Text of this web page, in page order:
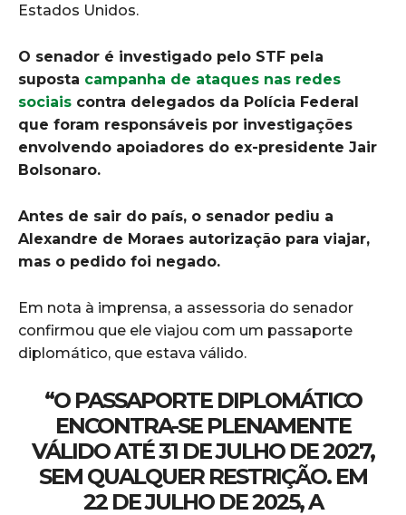
Estados Unidos.
O senador é investigado pelo STF pela
suposta campanha de ataques nas redes
sociais contra delegados da Polícia Federal
que foram responsáveis por investigações
envolvendo apoiadores do ex-presidente Jair
Bolsonaro.
Antes de sair do país, o senador pediu a
Alexandre de Moraes autorização para viajar,
mas o pedido foi negado.
Em nota à imprensa, a assessoria do senador
confirmou que ele viajou com um passaporte
diplomático, que estava válido.
“O PASSAPORTE DIPLOMÁTICO
ENCONTRA-SE PLENAMENTE
VÁLIDO ATÉ 31 DE JULHO DE 2027,
SEM QUALQUER RESTRIÇÃO. EM
22 DE JULHO DE 2025, A